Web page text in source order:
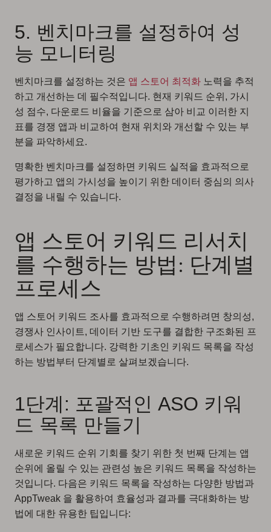
5. 벤치마크를 설정하여 성
능 모니터링
벤치마크를 설정하는 것은 앱 스토어 최적화 노력을 추적
하고 개선하는 데 필수적입니다. 현재 키워드 순위, 가시
성 점수, 다운로드 비율을 기준으로 삼아 비교 이러한 지
표를 경쟁 앱과 비교하여 현재 위치와 개선할 수 있는 부
분을 파악하세요.
명확한 벤치마크를 설정하면 키워드 실적을 효과적으로
평가하고 앱의 가시성을 높이기 위한 데이터 중심의 의사
결정을 내릴 수 있습니다.
앱 스토어 키워드 리서치
를 수행하는 방법: 단계별
프로세스
앱 스토어 키워드 조사를 효과적으로 수행하려면 창의성,
경쟁사 인사이트, 데이터 기반 도구를 결합한 구조화된 프
로세스가 필요합니다. 강력한 기초인 키워드 목록을 작성
하는 방법부터 단계별로 살펴보겠습니다.
1단계: 포괄적인 ASO 키워
드 목록 만들기
새로운 키워드 순위 기회를 찾기 위한 첫 번째 단계는 앱
순위에 올릴 수 있는 관련성 높은 키워드 목록을 작성하는
것입니다. 다음은 키워드 목록을 작성하는 다양한 방법과
AppTweak 을 활용하여 효율성과 결과를 극대화하는 방
법에 대한 유용한 팁입니다: